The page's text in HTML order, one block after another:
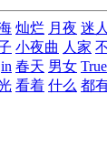
灿烂 月夜 迷人
小夜曲 人家
in 春天 男女 True
看着 什么 都